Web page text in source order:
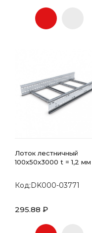
Лоток лестничный
100х50x3000 t = 1,2 мм
Код:DK000-03771
295.88 ₽